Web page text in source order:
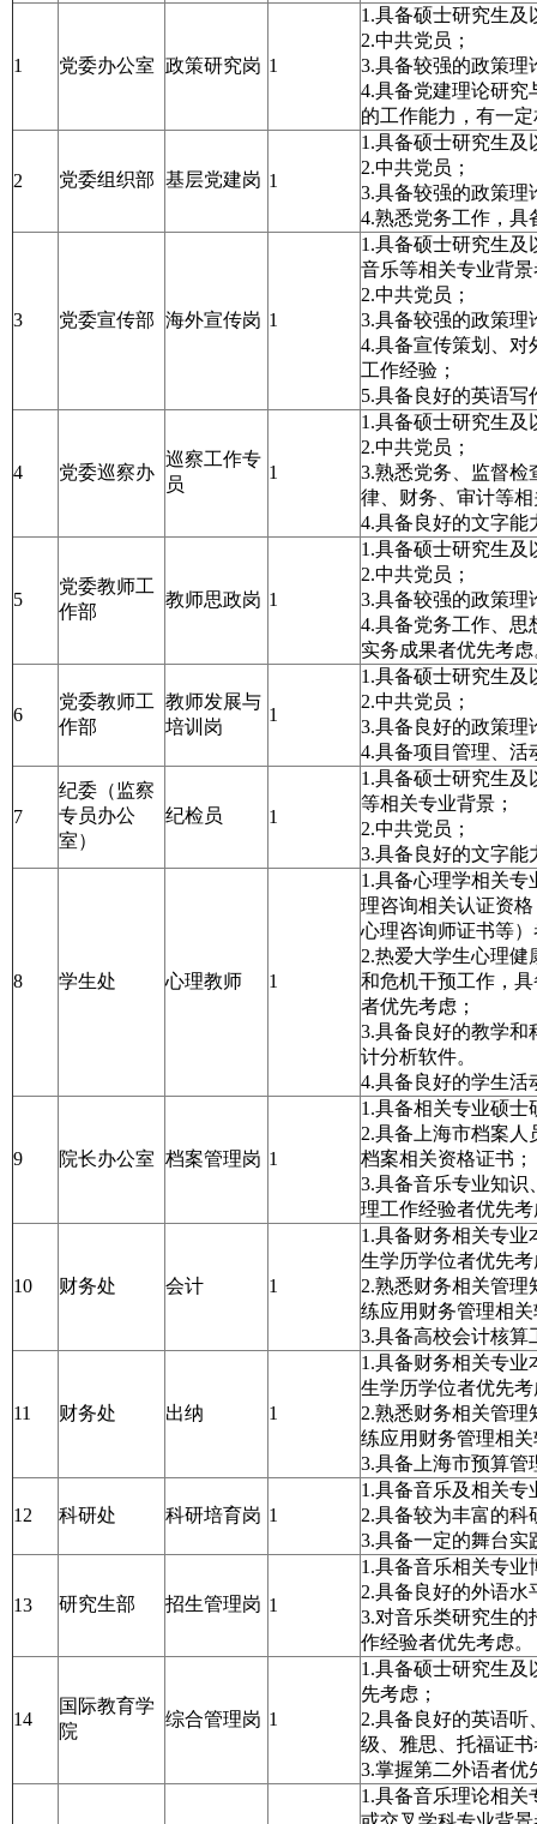
1 党委办公室 政策研究岗 1
1.具备硕士研究生及
2.中共党员；
3.具备较强的政策理
4.具备党建理论研究
的工作能力，有一
2 党委组织部 基层党建岗 1
1.具备硕士研究生及
2.中共党员；
3.具备较强的政策理
4.熟悉党务工作，具
3 党委宣传部 海外宣传岗 1
1.具备硕士研究生
音乐等相关专业背
2.中共党员；
3.具备较强的政策理
4.具备宣传策划、对
工作经验；
5.具备良好的英语写
4 党委巡察办
巡察工作专
员
1
1.具备硕士研究生及
2.中共党员；
3.熟悉党务、监督检
律、财务、审计等
4.具备良好的文字能
5
党委教师工
作部
教师思政岗 1
1.具备硕士研究生及
2.中共党员；
3.具备较强的政策理
4.具备党务工作、思
实务成果者优先考虑
6
党委教师工
作部
教师发展与
培训岗
1
1.具备硕士研究生及
2.中共党员；
3.具备良好的政策理
4.具备项目管理、活
7
纪委（监察
专员办公
室）
纪检员 1
1.具备硕士研究生
等相关专业背景；
2.中共党员；
3.具备良好的文字能
8 学生处 心理教师 1
1.具备心理学相关
理咨询相关认证资
心理咨询师证书等
2.热爱大学生心理
和危机干预工作，
者优先考虑；
3.具备良好的教学和
计分析软件。
4.具备良好的学生活
9 院长办公室 档案管理岗 1
1.具备相关专业硕
2.具备上海市档案
档案相关资格证书；
3.具备音乐专业知识
理工作经验者优先
10 财务处 会计 1
1.具备财务相关专
生学历学位者优先
2.熟悉财务相关管
练应用财务管理相
3.具备高校会计核算
11 财务处 出纳 1
1.具备财务相关专
生学历学位者优先
2.熟悉财务相关管
练应用财务管理相
3.具备上海市预算管
12 科研处 科研培育岗 1
1.具备音乐及相关
2.具备较为丰富的科
3.具备一定的舞台实
13 研究生部 招生管理岗 1
1.具备音乐相关专
2.具备良好的外语水
3.对音乐类研究生的
作经验者优先考虑。
14
国际教育学
院
综合管理岗 1
1.具备硕士研究生
先考虑；
2.具备良好的英语
级、雅思、托福证
3.掌握第二外语者优
1.具备音乐理论相